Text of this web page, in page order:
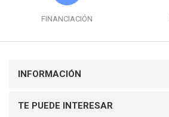
FINANCIACIÓN
INFORMACIÓN
TE PUEDE INTERESAR